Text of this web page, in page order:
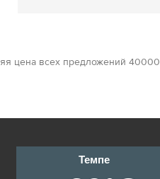
цена всех предложений
Темпе